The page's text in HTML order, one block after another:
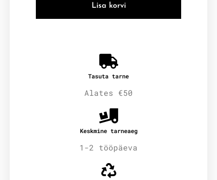
Lisa korvi
Tasuta tarne
Alates €50
Keskmine tarneaeg
1-2 tööpäeva